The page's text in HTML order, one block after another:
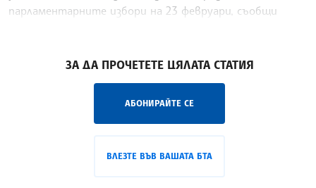
парламентарните избори на 23 февруари, съобщи
ЗА ДА ПРОЧЕТЕТЕ ЦЯЛАТА СТАТИЯ
АБОНИРАЙТЕ СЕ
ВЛЕЗТЕ ВЪВ ВАШАТА БТА